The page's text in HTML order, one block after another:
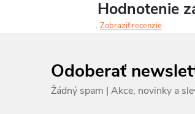
Hodnotenie
Zobraziť recenzie
Odoberať